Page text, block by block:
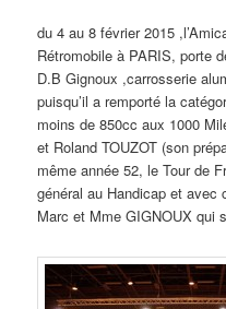
du 4 au 8 février 2015
Rétromobile à PARIS, porte
D.B Gignoux ,carrosserie
puisqu’il a remporté la
moins de 850cc aux 1000
et Roland TOUZOT (son
même année 52, le Tour de
général au Handicap et avec
Marc et Mme GIGNOUX qui